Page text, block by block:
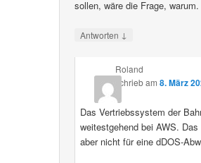
sollen, wäre die Frage, warum.
Antworten ↓
Roland
schriebam 8. März
Das Vertriebssystem der
weitestgehend bei AWS.
aber nicht für eine dDOS-